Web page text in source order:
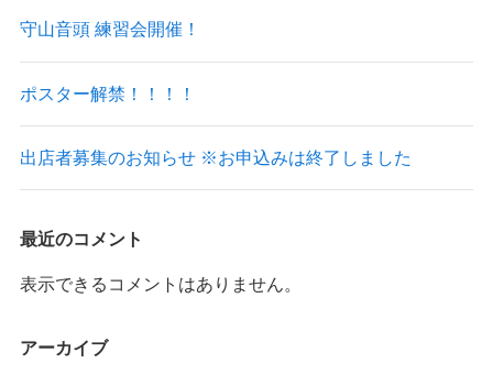
守山音頭 練習会開催！
ポスター解禁！！！！
出店者募集のお知らせ ※お申込みは終了しました
最近のコメント
表示できるコメントはありません。
アーカイブ